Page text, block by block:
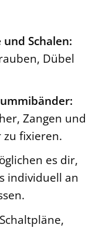
Schalen:
Dübel
Zangen und
zu fixieren.
es dir,
individuell an